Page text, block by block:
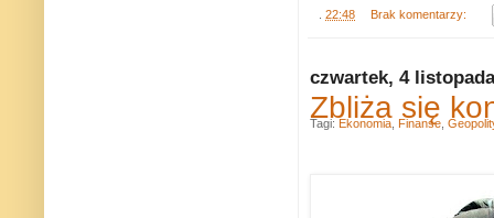
22:48 Brak komentarzy:
czwartek, 4
Zbliża się
Tagi: Ekonomia Finanse